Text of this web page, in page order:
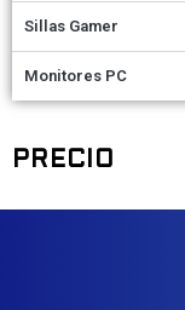
Sillas Gamer
Monitores PC
PRECIO